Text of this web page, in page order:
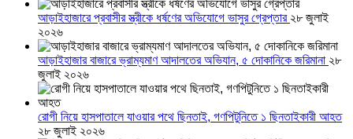
আড়াইহাজারে প্রবাসীর স্ত্রীকে ধর্ষণের অভিযোগে ভাসুর গ্রেপ্তার ২৮ জুলাই
২০২৬
আড়াইহাজার বাজারে ভ্রাম্যমাণ আদালতের অভিযান, ৫ দোকানিকে জরিমানা ২৮
জুলাই ২০২৬
রোগী নিয়ে হাসপাতালে যাওয়ার পথে ছিনতাই, গণপিটুনিতে ১ ছিনতাইকারী আহত
২৮ জুলাই ২০২৬